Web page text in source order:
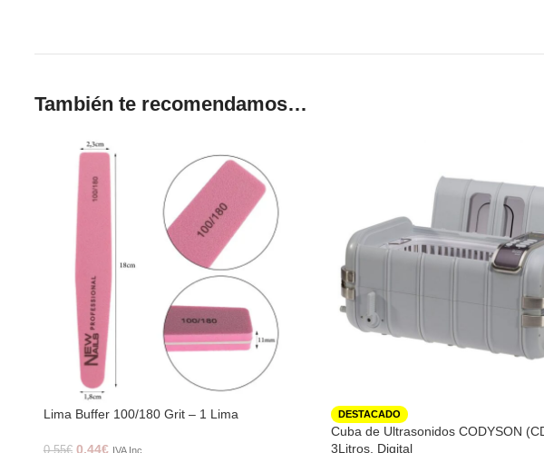
También te recomendamos…
Lima Buffer 100/180 Grit – 1 Lima
0,55€ 0,44€ IVA Inc.
DESTACADO
Cuba de Ultrasonidos CODYSON
3Litros, Digital